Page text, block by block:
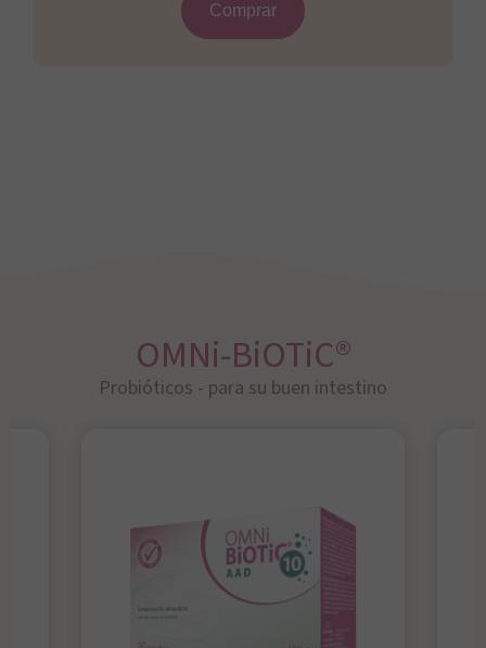
Comprar
OMNi-BiOTiC®
Probióticos - para su buen intestino